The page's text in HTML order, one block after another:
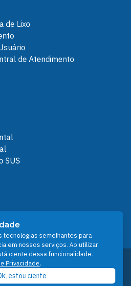
de Lixo
de Atendimento
SUS
Storyset
Técnico de Gestão de
- NTI
© 2026
tecnologias semelhantes para
em nossos serviços. Ao utilizar
ciente dessa funcionalidade.
Privacidade.
estou ciente